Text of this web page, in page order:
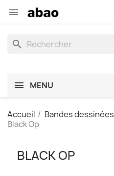

search
MENU
Accueil Bandes dessinées
Black Op
BLACK OP